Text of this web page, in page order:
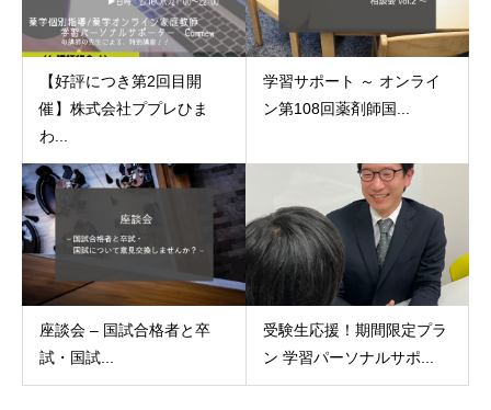
【好評につき第2回目開
催】株式会社ププレひま
わ...
学習サポート ～ オンライ
ン第108回薬剤師国...
座談会 – 国試合格者と卒
試・国試...
受験生応援！期間限定プラ
ン 学習パーソナルサポ...